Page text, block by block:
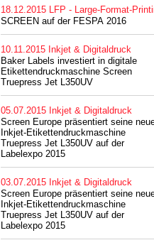
18.12.2015
LFP - Large-Format-
SCREEN auf der FESPA 2016
10.11.2015 Inkjet & Digitaldruck
Baker Labels investiert in digitale
Etikettendruckmaschine Screen
Truepress Jet L350UV
05.07.2015 Inkjet & Digitaldruck
Screen Europe präsentiert seine
Inkjet-Etikettendruckmaschine
Truepress Jet L350UV auf der
Labelexpo 2015
03.07.2015 Inkjet & Digitaldruck
Screen Europe präsentiert seine
Inkjet-Etikettendruckmaschine
Truepress Jet L350UV auf der
Labelexpo 2015